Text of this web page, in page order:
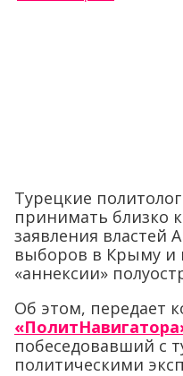
Турецкие
принимать близко
заявления властей
выборов в Крыму и
«аннексии»
Об этом, передает
побеседовавший с
политическими